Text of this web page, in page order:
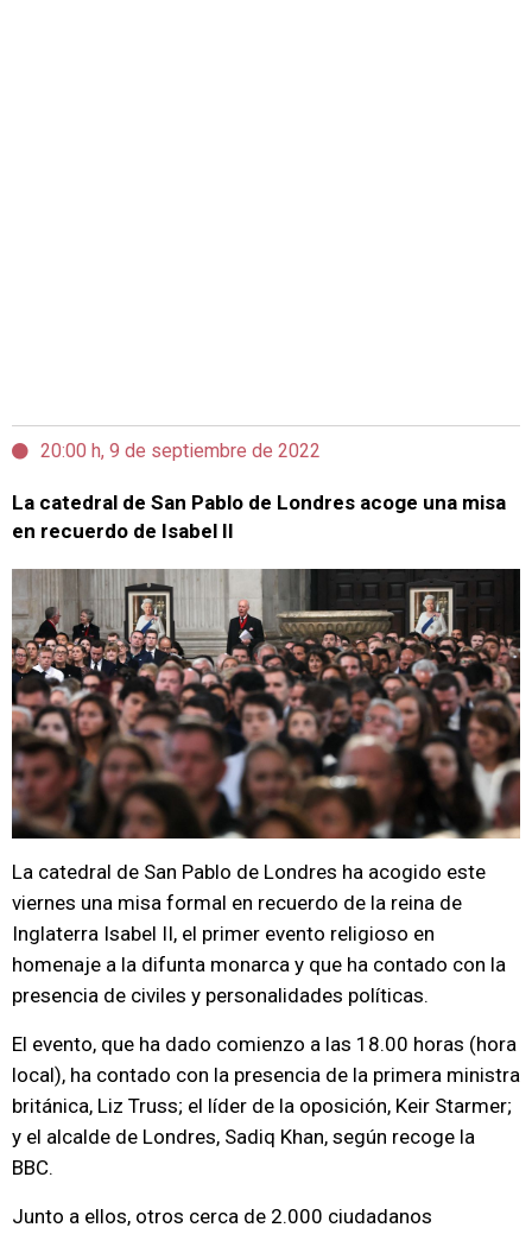
20:00 h, 9 de septiembre de 2022
La catedral de San Pablo de Londres acoge una misa
en recuerdo de Isabel II
La catedral de San Pablo de Londres ha acogido este
viernes una misa formal en recuerdo de la reina de
Inglaterra Isabel II, el primer evento religioso en
homenaje a la difunta monarca y que ha contado con la
presencia de civiles y personalidades políticas.
El evento, que ha dado comienzo a las 18.00 horas (hora
local), ha contado con la presencia de la primera ministra
británica, Liz Truss; el líder de la oposición, Keir Starmer;
y el alcalde de Londres, Sadiq Khan, según recoge la
BBC.
Junto a ellos, otros cerca de 2.000 ciudadanos